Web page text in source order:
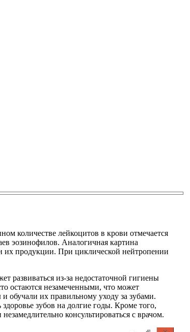
количестве лейкоцитов в крови отмечается
эозинофилов. Аналогичная картина
их продукции. При циклической нейтропении
развиваться из-за недостаточной гигиены
остаются незамеченными, что может
обучали их правильному уходу за зубами.
зубов на долгие годы. Кроме того,
консультироваться с врачом.